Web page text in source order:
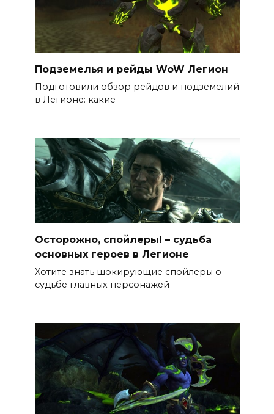
Подземелья и рейды WoW Легион
Подготовили обзор рейдов и подземелий
в Легионе: какие
Осторожно, спойлеры! – судьба
основных героев в Легионе
Хотите знать шокирующие спойлеры о
судьбе главных персонажей